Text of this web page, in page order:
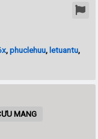
,phuclehuu, letuantu,
MANG